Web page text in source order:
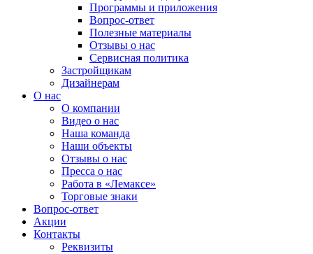
Программы и приложения
Вопрос-ответ
Полезные материалы
Отзывы о нас
Сервисная политика
Застройщикам
Дизайнерам
О нас
О компании
Видео о нас
Наша команда
Наши объекты
Отзывы о нас
Пресса о нас
Работа в «Лемаксе»
Торговые знаки
Вопрос-ответ
Акции
Контакты
Реквизиты